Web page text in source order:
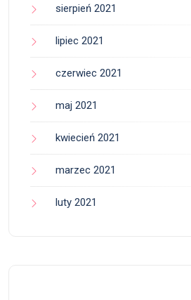
sierpień 2021
lipiec 2021
czerwiec 2021
maj 2021
kwiecień 2021
marzec 2021
luty 2021